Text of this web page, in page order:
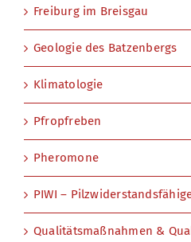
Freiburg im Breisgau
Geologie des Batzenbergs
Klimatologie
Pfropfreben
Pheromone
PIWI –
Qualitätsmaßnahmen &